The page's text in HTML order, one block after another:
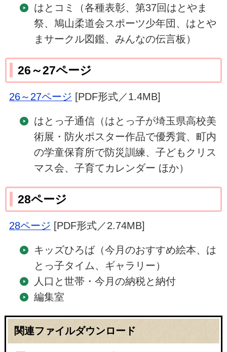
はとコミ（各種表彰、第37回はとやま
祭、鳩山柔道会スポーツ少年団、はとや
まサークル図鑑、みんなの伝言板）
26～27ページ
26～27ページ [PDF形式／1.4MB]
はとっ子通信（はとっ子が埼玉県高校美
術展・防火ポスター作品で優秀賞、町内
の学童保育所で防災訓練、子どもクリス
マス会、子育てカレンダー ほか）
28ページ
28ページ [PDF形式／2.74MB]
キッズひろば（今月のおすすめ絵本、は
とっ子タイム、ギャラリー）
人口と世帯・今月の納税と納付
編集室
関連ファイルダウンロード